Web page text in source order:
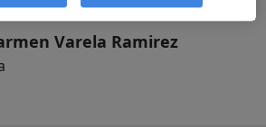
Varela Ramirez